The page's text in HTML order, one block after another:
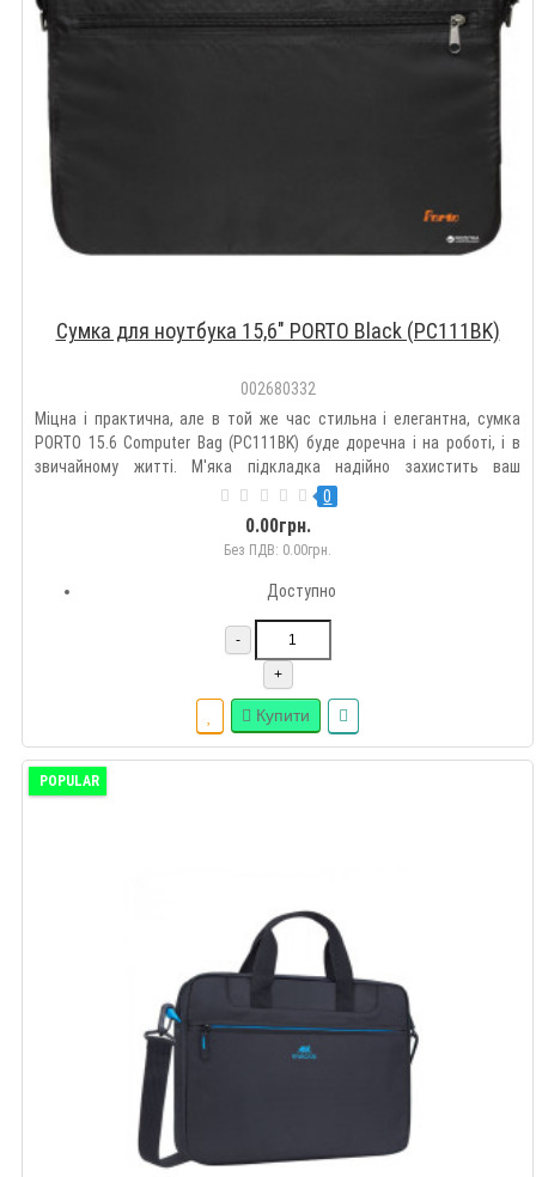
Сумка для ноутбука 15,6" PORTO Black (PC111BK)
002680332
Міцна і практична, але в той же час стильна і елегантна, сумка
PORTO 15.6 Computer Bag (PC111BK) буде доречна і на роботі, і в
звичайному житті. М'яка підкладка надійно захистить ваш
мобільний комп'ютер від мінливості шляху. Це ідеальний вибір для
професійних користувачів, які проводять багато часу ..
0
0.00грн.
Без ПДВ: 0.00грн.
Доступно
-
+
Купити
POPULAR